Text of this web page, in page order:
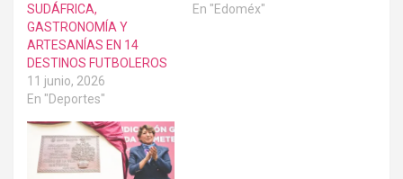
SUDÁFRICA,
GASTRONOMÍA Y
ARTESANÍAS EN 14
DESTINOS FUTBOLEROS
11 junio, 2026
En "Deportes"
En "Edoméx"